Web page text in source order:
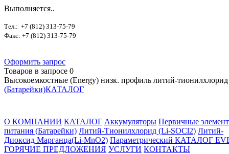
Выполняется..
Тел.: +7 (812) 313-75-79
Факс: +7 (812) 313-75-79
Оформить запрос
Товаров в запросе 0
Высокоемкостные (Energy) низк. профиль литий-
(Батарейки)КАТАЛОГ
О КОМПАНИИ КАТАЛОГ Аккумуляторы Первичные
питания (Батарейки) Литий-Тионилхлорид (Li-SOCl2) Литий-
Диоксид Марганца(Li-MnO2) Параметрический КАТАЛОГ
ГОРЯЧИЕ ПРЕДЛОЖЕНИЯ УСЛУГИ КОНТАКТЫ